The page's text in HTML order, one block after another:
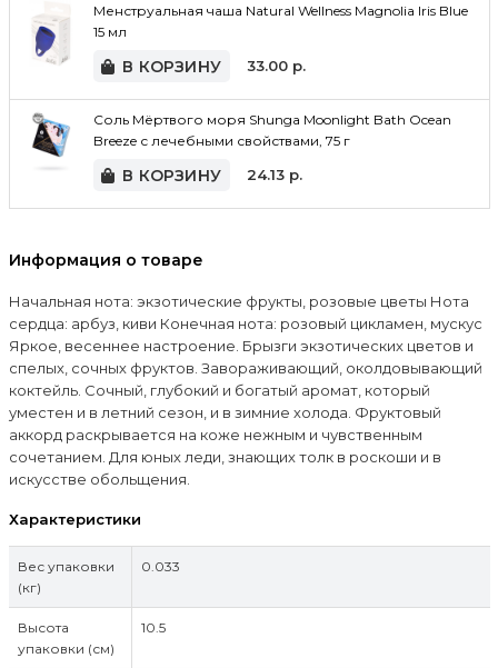
Менструальная чаша Natural Wellness Magnolia Iris Blue
15 мл
В КОРЗИНУ 33.00р.
Соль Мёртвого моря Shunga Moonlight Bath Ocean
Breeze с лечебными свойствами, 75 г
В КОРЗИНУ 24.13р.
Информация о товаре
Начальная нота: экзотические фрукты, розовые цветы Нота
сердца: арбуз, киви Конечная нота: розовый цикламен, мускус
Яркое, весеннее настроение. Брызги экзотических цветов и
спелых, сочных фруктов. Завораживающий, околдовывающий
коктейль. Сочный, глубокий и богатый аромат, который
уместен и в летний сезон, и в зимние холода. Фруктовый
аккорд раскрывается на коже нежным и чувственным
сочетанием. Для юных леди, знающих толк в роскоши и в
искусстве обольщения.
Характеристики
Вес упаковки
(кг)
0.033
Высота
упаковки (см)
10.5